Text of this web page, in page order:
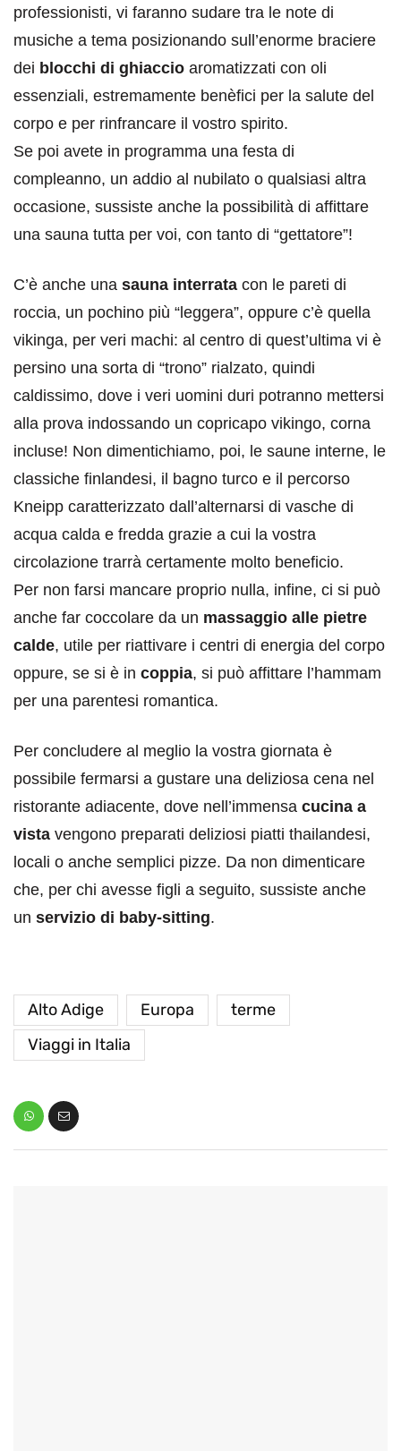
professionisti, vi faranno sudare tra le note di
musiche a tema posizionando sull’enorme braciere
dei blocchi di ghiaccio aromatizzati con oli
essenziali, estremamente benèfici per la salute del
corpo e per rinfrancare il vostro spirito.
Se poi avete in programma una festa di
compleanno, un addio al nubilato o qualsiasi altra
occasione, sussiste anche la possibilità di affittare
una sauna tutta per voi, con tanto di “gettatore”!
C’è anche una sauna interrata con le pareti di
roccia, un pochino più “leggera”, oppure c’è quella
vikinga, per veri machi: al centro di quest’ultima vi è
persino una sorta di “trono” rialzato, quindi
caldissimo, dove i veri uomini duri potranno mettersi
alla prova indossando un copricapo vikingo, corna
incluse! Non dimentichiamo, poi, le saune interne, le
classiche finlandesi, il bagno turco e il percorso
Kneipp caratterizzato dall’alternarsi di vasche di
acqua calda e fredda grazie a cui la vostra
circolazione trarrà certamente molto beneficio.
Per non farsi mancare proprio nulla, infine, ci si può
anche far coccolare da un massaggio alle pietre
calde, utile per riattivare i centri di energia del corpo
oppure, se si è in coppia, si può affittare l’hammam
per una parentesi romantica.
Per concludere al meglio la vostra giornata è
possibile fermarsi a gustare una deliziosa cena nel
ristorante adiacente, dove nell’immensa cucina a
vista vengono preparati deliziosi piatti thailandesi,
locali o anche semplici pizze. Da non dimenticare
che, per chi avesse figli a seguito, sussiste anche
un servizio di baby-sitting.
Alto Adige Europa
terme
Viaggi in Italia